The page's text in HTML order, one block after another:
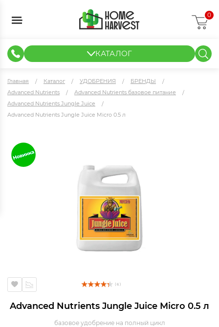
0
КАТАЛОГ
Главная Каталог УДОБРЕНИЯ
БРЕНДЫ
Advanced Nutrients
Advanced Nutrients базовое питание
Advanced Nutrients Jungle Juice
Advanced Nutrients Jungle Juice Micro 0.5 л
( 6 )
Advanced Nutrients Jungle Juice Micro 0.5 л
базовое удобрение на полный цикл